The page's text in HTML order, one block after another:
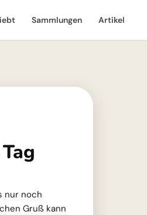
Sammlungen Artikel
nur noch
Gruß kann